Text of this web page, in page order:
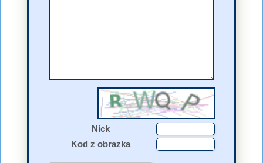
Nick
Kod z obrazka